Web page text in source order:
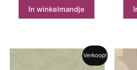
was:
€149.00.€75.00.
In winkelmandje
Verkoop!